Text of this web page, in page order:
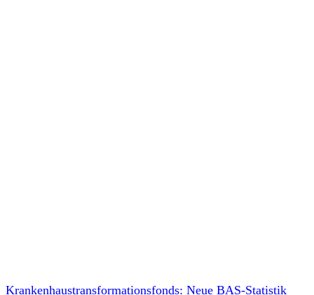
Krankenhaustransformationsfonds: Neue BAS-Statistik